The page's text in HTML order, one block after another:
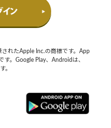
れたApple Inc.の商標です。App
。Google Play、Androidは、
。